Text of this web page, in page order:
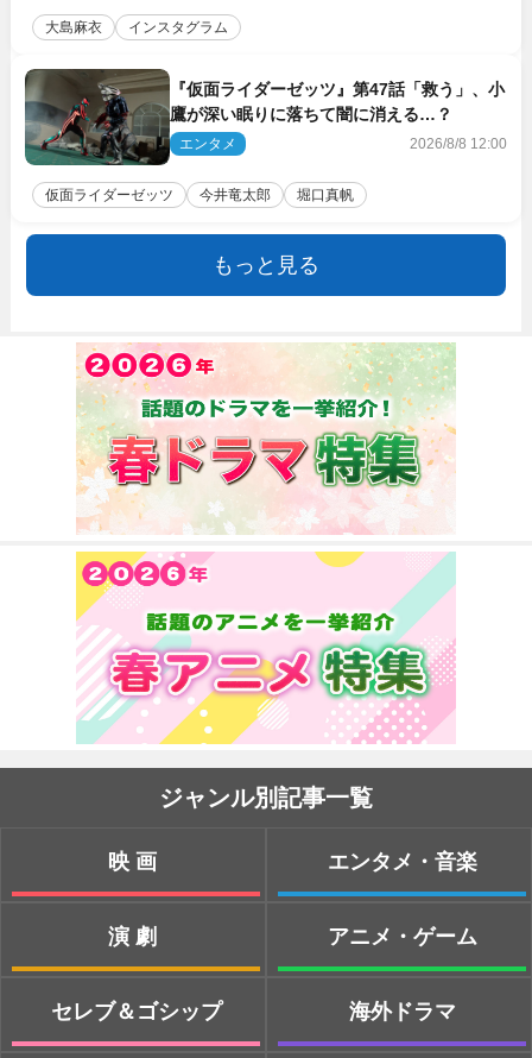
大島麻衣 インスタグラム
『仮面ライダーゼッツ』第47話「救う」、小
鷹が深い眠りに落ちて闇に消える…？
エンタメ 2026/8/8 12:00
仮面ライダーゼッツ 今井竜太郎 堀口真帆
もっと見る
ジャンル別記事一覧
映画
演劇
セレブ＆ゴシップ
エンタメ・音楽
アニメ・ゲーム
海外ドラマ